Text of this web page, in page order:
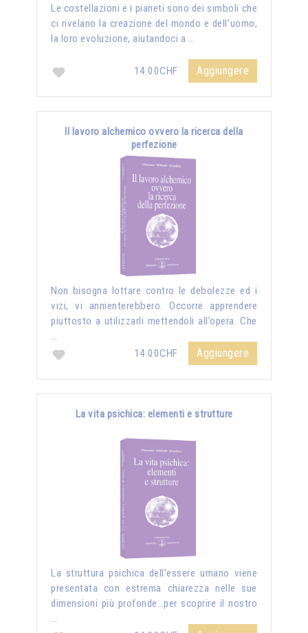
Le costellazioni e i pianeti sono dei simboli che
ci rivelano la creazione del mondo e dell’uomo,
la loro evoluzione, aiutandoci a …
14.00CHF Aggiungere
Il lavoro alchemico ovvero la ricerca della
perfezione
Non bisogna lottare contro le debolezze ed i
vizi, vi annienterebbero. Occorre apprendere
piuttosto a utilizzarli mettendoli all’opera. Che
…
14.00CHF
Aggiungere
La vita psichica: elementi e strutture
La struttura psichica dell’essere umano viene
presentata con estrema chiarezza nelle sue
dimensioni più profonde…per scoprire il nostro
…